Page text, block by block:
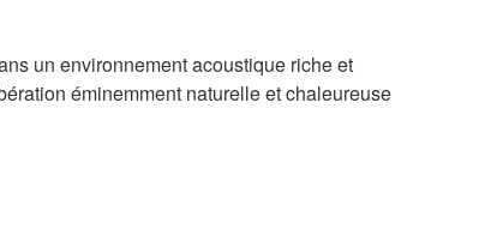
un environnement acoustique riche et
éminemment naturelle et chaleureuse